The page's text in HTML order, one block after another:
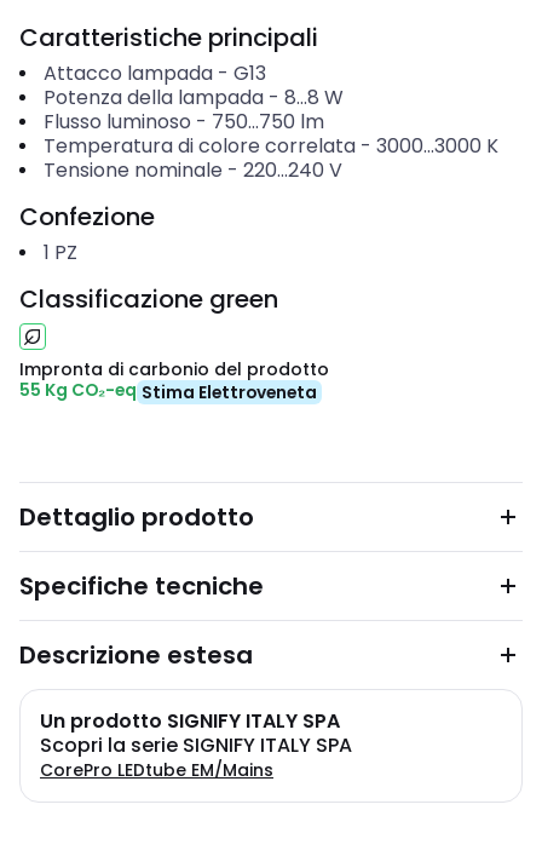
Caratteristiche principali
Attacco lampada- G13
Potenza della lampada- 8...8 W
Flusso luminoso - 750...750 lm
Temperatura di colore correlata- 3000...3000 K
Tensione nominale - 220...240 V
Confezione
1 PZ
Classificazione green
Impronta di carbonio del prodotto
55 Kg CO₂-eq Stima Elettroveneta
Dettaglio prodotto
Specifiche tecniche
Descrizione estesa
Un prodotto SIGNIFY ITALY SPA
Scopri la serie SIGNIFY ITALY SPA
CorePro LEDtube EM/Mains